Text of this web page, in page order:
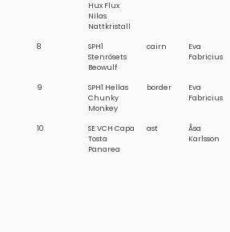
Hux Flux
Nilas
Nattkristall
8
SPH1
Stenrösets
Beowulf
cairn
Eva
Fabricius
9
SPH1 Hellas
Chunky
Monkey
border
Eva
Fabricius
10
SE VCH Capa
Tosta
Panarea
ast
Åsa
Karlsson